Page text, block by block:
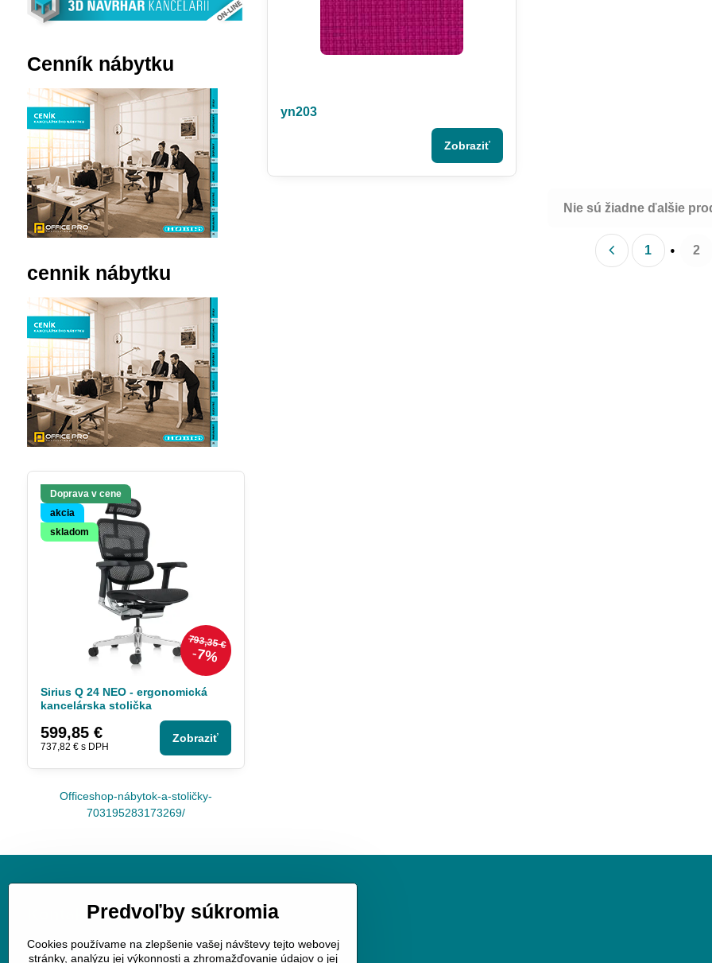
yn203
Zobraziť
Nie sú žiadne ďalšie
1 2
Cenník nábytku
cennik nábytku
793,35 €
7%
Doprava v cene
akcia
skladom
Sirius Q 24 NEO - ergonomická
kancelárska stolička
599,85 €
737,82 € s DPH
Zobraziť
Officeshop-nábytok-a-stoličky-
703195283173269/
Kontakt
JGV trade s.r.o.
Predvoľby súkromia
Cookies používame na zlepšenie vašej návštevy tejto webovej
stránky, analýzu jej výkonnosti a zhromažďovanie údajov o jej